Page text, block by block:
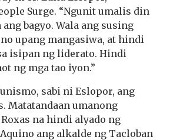
Surge. “Ngunit umalis din
bagyo. Wala ang susing
upang mangasiwa, at hindi
isipan ng liderato. Hindi
ng mga tao iyon.”
sabi ni Eslopor, ang
Matatandaan umanong
na hindi alyado ng
ang alkalde ng Tacloban